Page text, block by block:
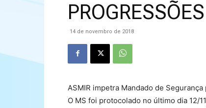
14 de novembro de 2018
ASMIR impetra Mandado de
O MS foi protocolado no último dia 12/